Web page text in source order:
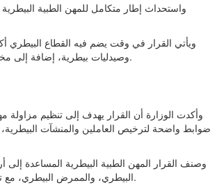
واستحداث إطار متكامل للمهن الطبية
وصيدليات بيطرية، إضافة إلى مختبرات ومستودعات ومصانع للأدوية، وفقاً للقائمة المحدثة الصادرة عن الوزارة.
وأكدت الوزارة أن القرار يهدف إلى تنظيم
ضوابط واضحة لترخيص العاملين والمنشآت
وصنف القرار المهن الطبية البيطرية المساعدة
البيطري، والممرض البيطري، مع تحديد الاختصاصات المهنية لكل فئة، والشروط اللازمة للحصول على الترخيص.